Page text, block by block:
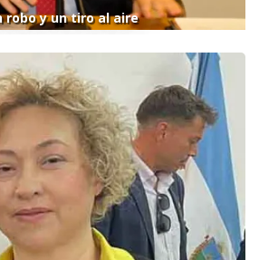
robo y un tiro al aire